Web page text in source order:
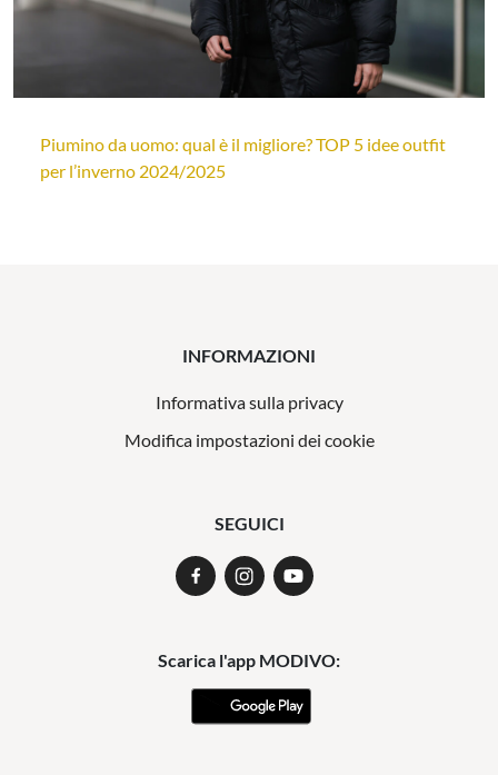
Piumino da uomo: qual è il migliore? TOP 5 idee outfit
per l’inverno 2024/2025
INFORMAZIONI
Informativa sulla privacy
Modifica impostazioni dei cookie
SEGUICI
Scarica l'app MODIVO: